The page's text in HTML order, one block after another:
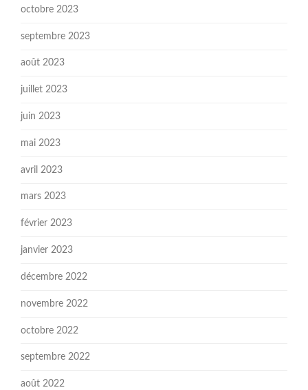
octobre 2023
septembre 2023
août 2023
juillet 2023
juin 2023
mai 2023
avril 2023
mars 2023
février 2023
janvier 2023
décembre 2022
novembre 2022
octobre 2022
septembre 2022
août 2022